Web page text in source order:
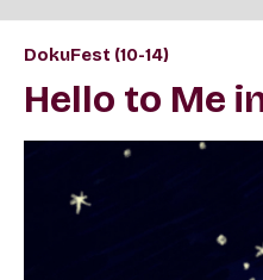
DokuFest (10-14)
Hello to Me